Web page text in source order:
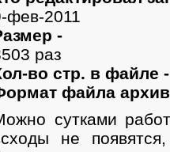
фев-2011
-
раз
во стр. в файле
файла
сутками
не